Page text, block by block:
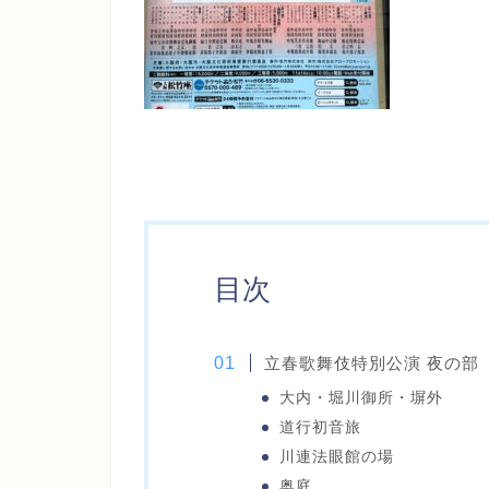
目次
立春歌舞伎特別公演 夜の部
大内・堀川御所・塀外
道行初音旅
川連法眼館の場